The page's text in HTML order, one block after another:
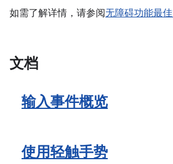
如需了解详情，请参阅无障碍功能最
文档
输入事件概览
使用轻触手势